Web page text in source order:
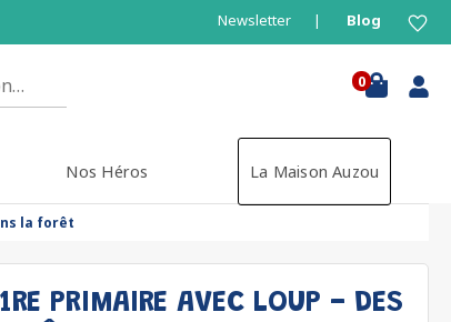
Newsletter Blog
0
Nos Héros La Maison Auzou
la forêt
PRIMAIRE AVEC LOUP - DES